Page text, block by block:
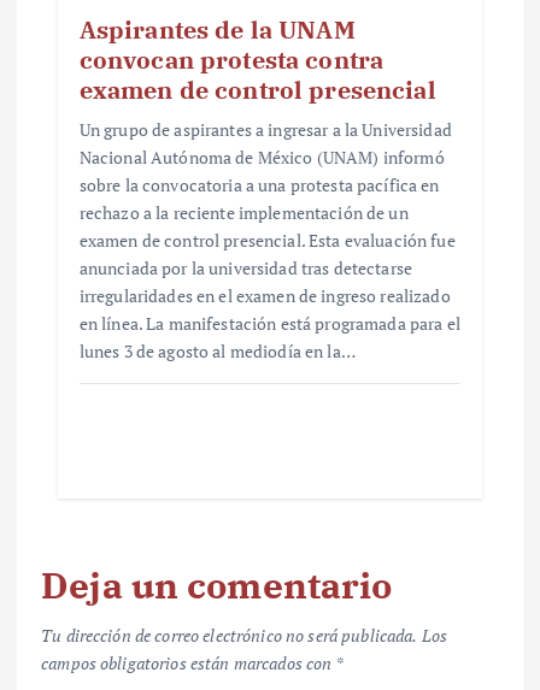
Aspirantes de la UNAM
convocan protesta contra
examen de control presencial
Un grupo de aspirantes a ingresar a la Universidad
Nacional Autónoma de México (UNAM) informó
sobre la convocatoria a una protesta pacífica en
rechazo a la reciente implementación de un
examen de control presencial. Esta evaluación fue
anunciada por la universidad tras detectarse
irregularidades en el examen de ingreso realizado
en línea. La manifestación está programada para el
lunes 3 de agosto al mediodía en la…
Deja un comentario
Tu dirección de correo electrónico no será publicada. Los
campos obligatorios están marcados con *